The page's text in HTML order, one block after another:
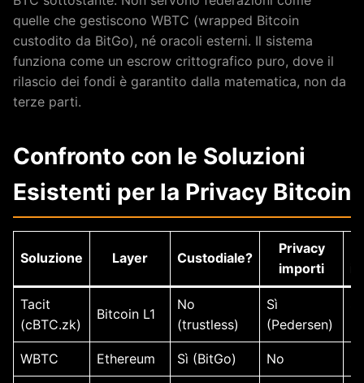
quelle che gestiscono WBTC (wrapped Bitcoin
custodito da BitGo), né oracoli esterni. Il sistema
funziona come un escrow crittografico puro, dove il
rilascio dei fondi è garantito dalla matematica, non da
terze parti.
Confronto con le Soluzioni
Esistenti per la Privacy Bitcoin
Soluzione Layer Custodiale?
Privacy
importi
Tacit
(cBTC.zk)
Bitcoin L1
No
(trustless)
Sì
(Pedersen)
WBTC Ethereum Sì (BitGo) No